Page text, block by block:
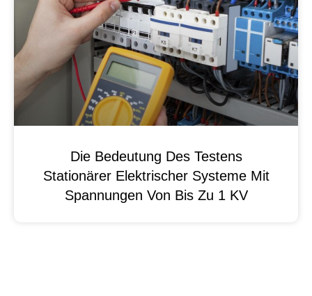
Die Bedeutung Des Testens
Stationärer Elektrischer Systeme Mit
Spannungen Von Bis Zu 1 KV